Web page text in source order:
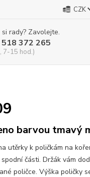
CZK
rady? Zavolejte.
372 265
7-15 hod.)
barvou tmavý
utěrky k poličkám na
části. Držák vám
poličce. Výška poličky